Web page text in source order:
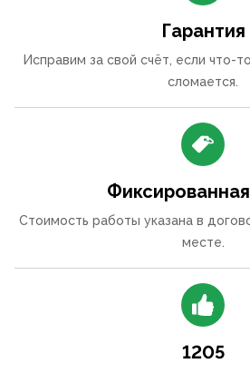
Гарантия
Исправим за свой счёт, если что-
сломается.
Стоимость работы указана в
месте.
1205